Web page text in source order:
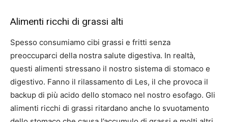
Alimenti ricchi di grassi alti
Spesso consumiamo cibi grassi e fritti senza
preoccuparci della nostra salute digestiva. In realtà,
questi alimenti stressano il nostro sistema di stomaco e
digestivo. Fanno il rilassamento di Les, il che provoca il
backup di più acido dello stomaco nel nostro esofago. Gli
alimenti ricchi di grassi ritardano anche lo svuotamento